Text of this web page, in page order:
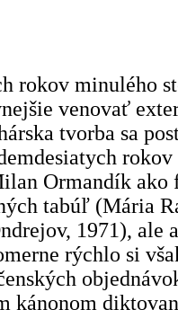
rokov minulého
venovať
tvorba sa
rokov
Ormandík ako
tabúľ (Mária
1971), ale
rýchlo si
kánonom